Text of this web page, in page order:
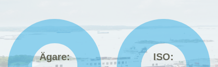
Ägare:
ISO: